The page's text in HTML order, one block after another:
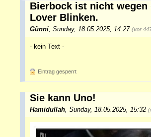
Bierbock ist nicht wegen
Lover Blinken.
Günni, Sunday, 18.05.2025, 14:27 (vor
- kein Text -
Eintrag gesperrt
Sie kann Uno!
Hamidullah, Sunday, 18.05.2025, 15:32